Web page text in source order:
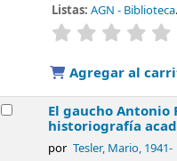
Listas: AGN - Biblioteca.
valoración
Agregar al
El gaucho
historiografía
por Tesler, Mario, 1941-